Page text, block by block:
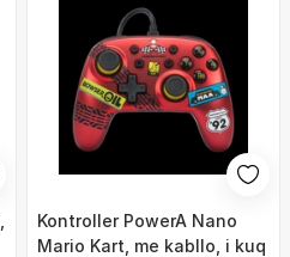
Kontroller PowerA Nano
Mario Kart, me kabllo, i kuq